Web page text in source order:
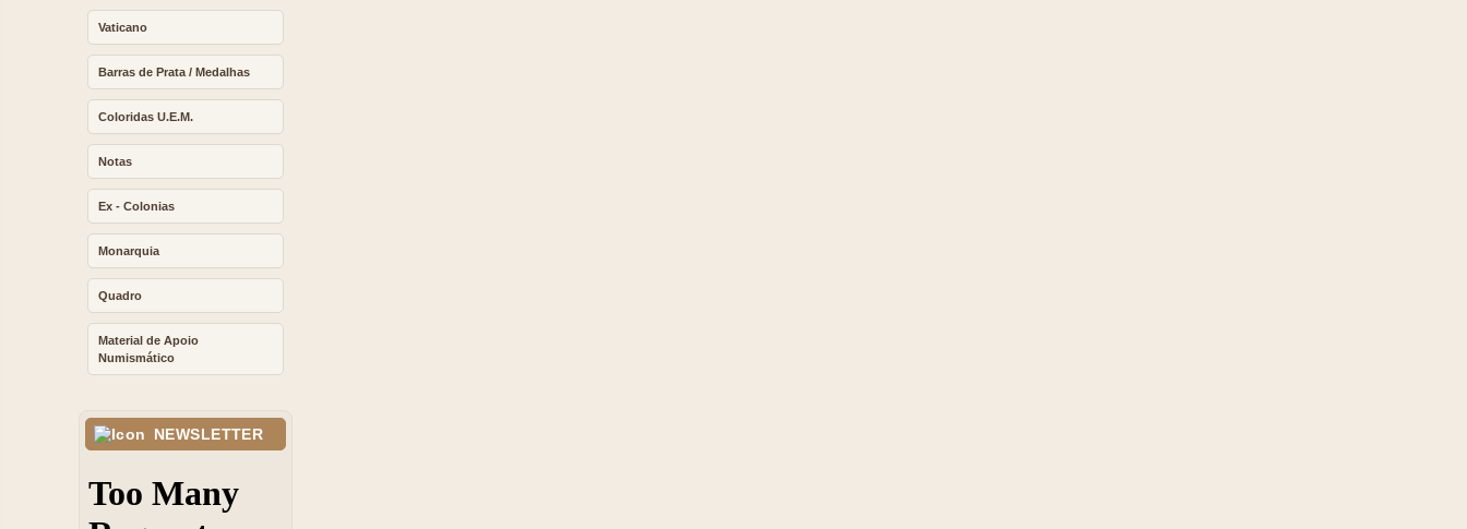
Vaticano
Barras de Prata / Medalhas
Coloridas U.E.M.
Notas
Ex - Colonias
Monarquia
Quadro
Material de Apoio
Numismático
NEWSLETTER